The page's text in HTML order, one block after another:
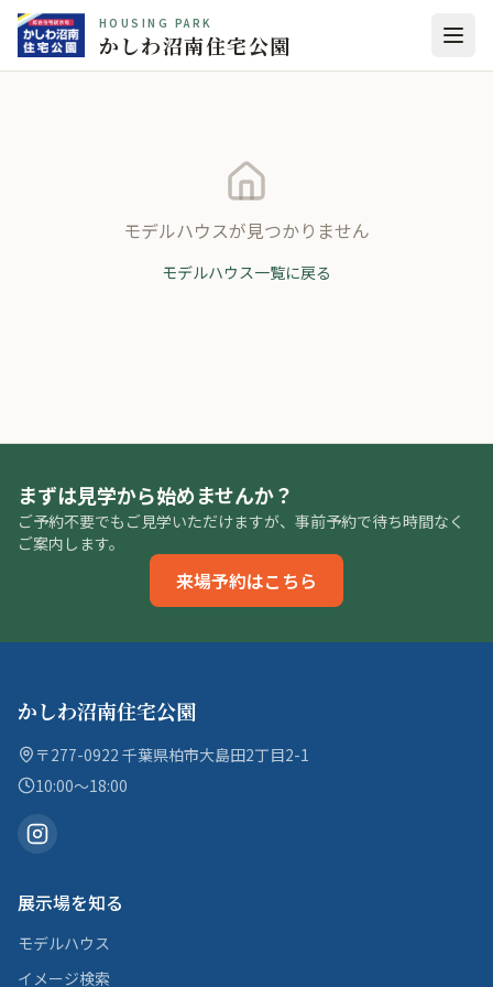
HOUSING PARK
かしわ沼南住宅公園
モデルハウスが見つかりません
モデルハウス一覧に戻る
まずは見学から始めませんか？
ご予約不要でもご見学いただけますが、事前予約で待ち時間なく
ご案内します。
来場予約はこちら
かしわ沼南住宅公園
〒277-0922 千葉県柏市大島田2丁目2-1
10:00〜18:00
展示場を知る
モデルハウス
イメージ検索